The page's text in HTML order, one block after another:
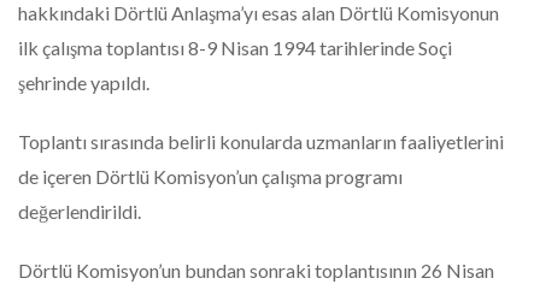
hakkındaki Dörtlü Anlaşma’yı esas alan Dörtlü Komisyonun
ilk çalışma toplantısı 8-9 Nisan 1994 tarihlerinde Soçi
şehrinde yapıldı.
Toplantı sırasında belirli konularda uzmanların faaliyetlerini
de içeren Dörtlü Komisyon’un çalışma programı
değerlendirildi.
Dörtlü Komisyon’un bundan sonraki toplantısının 26 Nisan